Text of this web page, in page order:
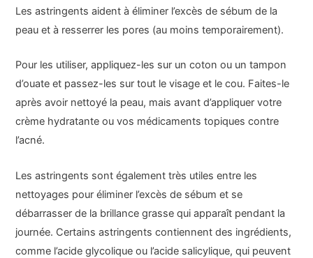
Les astringents aident à éliminer l’excès de sébum de la
peau et à resserrer les pores (au moins temporairement).
Pour les utiliser, appliquez-les sur un coton ou un tampon
d’ouate et passez-les sur tout le visage et le cou. Faites-le
après avoir nettoyé la peau, mais avant d’appliquer votre
crème hydratante ou vos médicaments topiques contre
l’acné.
Les astringents sont également très utiles entre les
nettoyages pour éliminer l’excès de sébum et se
débarrasser de la brillance grasse qui apparaît pendant la
journée. Certains astringents contiennent des ingrédients,
comme l’acide glycolique ou l’acide salicylique, qui peuvent